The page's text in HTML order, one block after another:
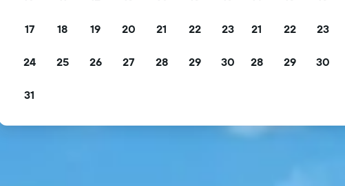
17 18 19 20 21 22 23
24 25 26 27 28 29 30
31
21 22 23
28 29 30